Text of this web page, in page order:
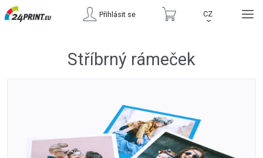
Přihlásit se CZ
›
Stříbrný rámeček